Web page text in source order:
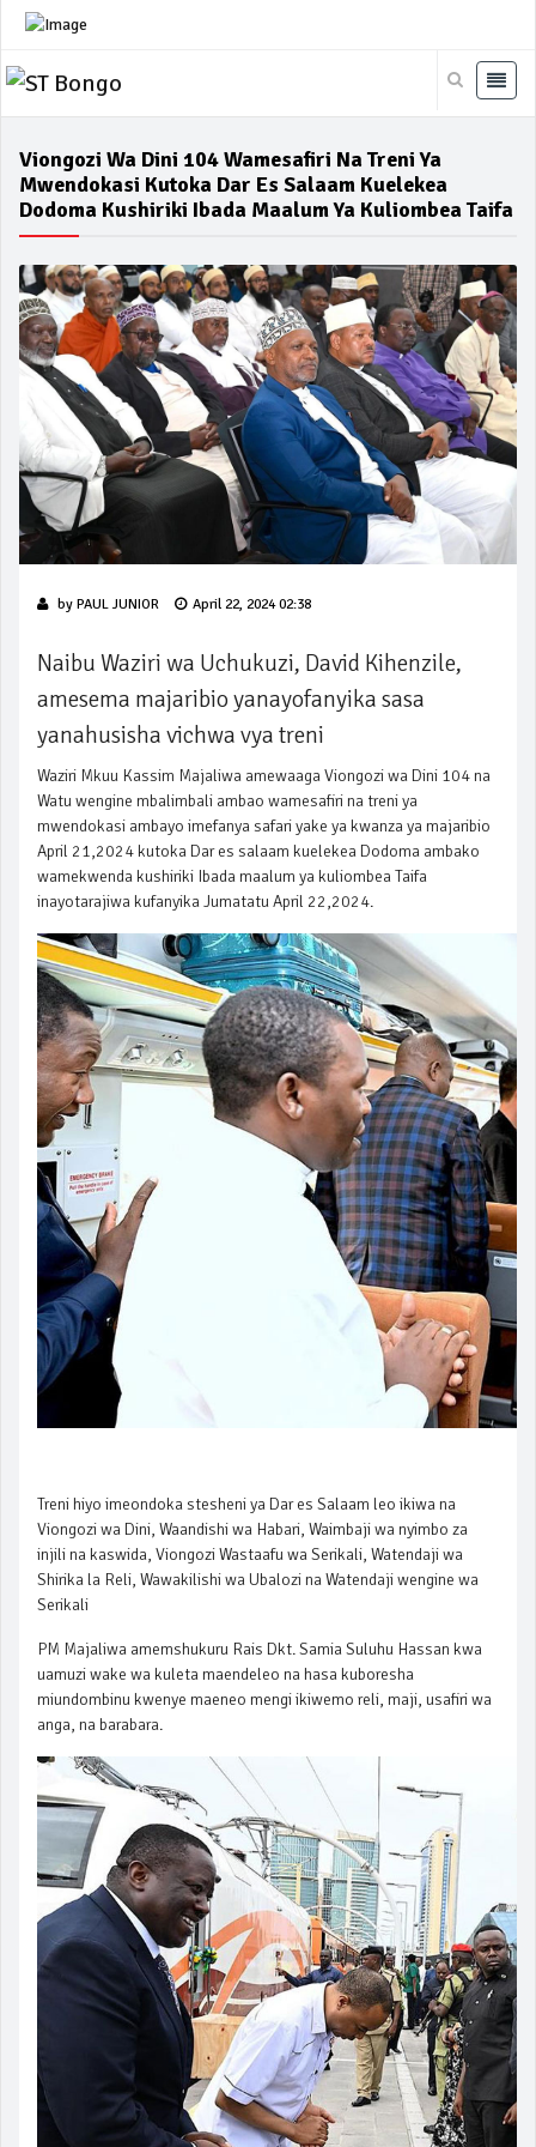
Viongozi Wa Dini 104 Wamesafiri Na Treni Ya
Mwendokasi Kutoka Dar Es Salaam Kuelekea
Dodoma Kushiriki Ibada Maalum Ya Kuliombea Taifa
by PAUL JUNIOR April 22, 2024 02:38
Naibu Waziri wa Uchukuzi, David Kihenzile,
amesema majaribio yanayofanyika sasa
yanahusisha vichwa vya treni
Waziri Mkuu Kassim Majaliwa amewaaga Viongozi wa Dini 104 na
Watu wengine mbalimbali ambao wamesafiri na treni ya
mwendokasi ambayo imefanya safari yake ya kwanza ya majaribio
April 21,2024 kutoka Dar es salaam kuelekea Dodoma ambako
wamekwenda kushiriki Ibada maalum ya kuliombea Taifa
inayotarajiwa kufanyika Jumatatu April 22,2024.
Treni hiyo imeondoka stesheni ya Dar es Salaam leo ikiwa na
Viongozi wa Dini, Waandishi wa Habari, Waimbaji wa nyimbo za
injili na kaswida, Viongozi Wastaafu wa Serikali, Watendaji wa
Shirika la Reli, Wawakilishi wa Ubalozi na Watendaji wengine wa
Serikali
PM Majaliwa amemshukuru Rais Dkt. Samia Suluhu Hassan kwa
uamuzi wake wa kuleta maendeleo na hasa kuboresha
miundombinu kwenye maeneo mengi ikiwemo reli, maji, usafiri wa
anga, na barabara.